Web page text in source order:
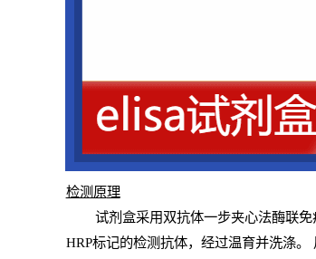
检测原理
试剂盒采用双抗体一步夹心法酶联免
HRP标记的检测抗体，经过温育并洗涤。